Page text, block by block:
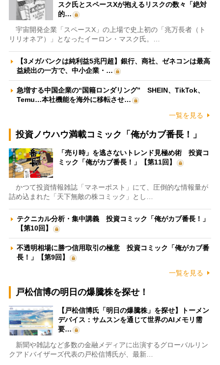
スク氏とスペースXが抱えるリスクの数々「絶対
的…
宇宙開発企業「スペースX」の上場で史上初の「兆万長者（ト
リリオネア）」となったイーロン・マスク氏。…
【3メガバンクは純利益5兆円超】銀行、商社、ゼネコンは最高
益続出の一方で、中小企業・…
急増する中国企業の“国籍ロンダリング” SHEIN、TikTok、
Temu…本社機能を海外に移転させ…
一覧を見る
投資ノウハウ満載コミック「俺がカブ番長！」
「売り時」を逃さないトレンド見極め術 投資コ
ミック「俺がカブ番長！」【第11回】
かつて投資情報雑誌「マネーポスト」にて、圧倒的な情報量が
詰め込まれた「天下無敵の株コミック」とし…
テクニカル分析・集中講義 投資コミック「俺がカブ番長！」
【第10回】
不透明相場に勝つ信用取引の極意 投資コミック「俺がカブ番
長！」【第9回】
一覧を見る
戸松信博の明日の爆騰株を探せ！
【戸松信博氏「明日の爆騰株」を探せ】トーメン
デバイス：サムスンを通じて世界のAIメモリ需
要…
新聞や雑誌など多数の金融メディアに出演するグローバルリン
クアドバイザーズ代表の戸松信博氏が、最新…